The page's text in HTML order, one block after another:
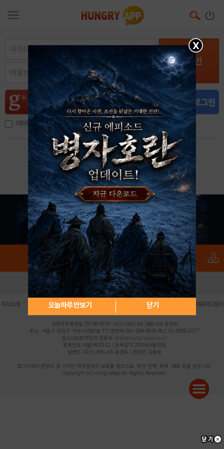
로그인
아이디, 이메일 저장
아이디 / 비밀번호 찾기 회원가입
X
오늘하루 안보기 닫기
로그인 PC버전 전체앱
회사소개 | 개인정보 처리방침 불법촬영물 신고센터 제휴광고문의
사업자등록번호:119-86-61101 (주)스마트나우 대표이사:송현두
주소: 서울시 금천구 가산디지털1로 171 연락처:063-284-8635 팩스:02-6265-0377
청소년보호책임자:김동욱 desk@hungryapp.co.kr
등록번호:서울아02322 | 등록일자:2016년4월25일
발행인:(주)스마트나우 송현두 | 편집인:김동욱
헝그리앱의 콘텐츠 및 기사는 저작권법의 보호를 받으므로, 무단 전재, 복사, 배포 등을 금합니다.
Copyright (c) HungryApp All Rights Reserved.